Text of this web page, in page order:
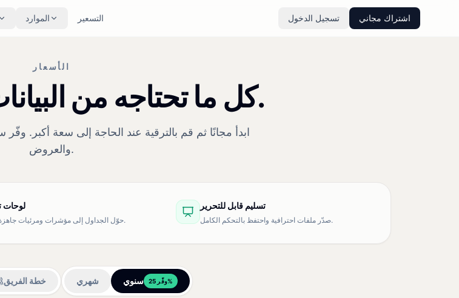
الموارد التسعير تسجيل الدخول اشتراك مجاني
الأسعار
كل ما تحتاجه من البيانات حتى التسليم.
ابدأ مجانًا ثم قم بالترقية عند الحاجة إلى سعة أكبر.
والعروض.
لوحات
حوّل الجداول إلى مؤشرات ومرئيات جاهزة للقرار.
تسليم قابل للتحرير
صدّر ملفات احترافية واحتفظ بالتحكم الكامل.
خطة الفريق شهري سنوي وفّر 25%